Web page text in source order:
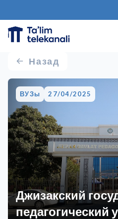
Назад
ВУЗы 27/04/2025
Джизакский
педагогический